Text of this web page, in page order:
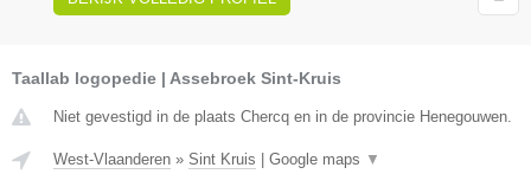
Taallab logopedie | Assebroek Sint-Kruis
Niet gevestigd in de plaats Chercq en in de provincie Henegouwen.
West-Vlaanderen » Sint Kruis | Google maps ▼